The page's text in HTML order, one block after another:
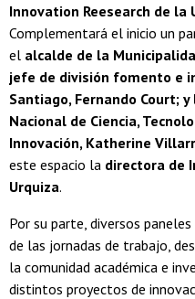
Innovation Reesearch de
Complementará el inicio un
el alcalde de la
jefe de división fomento e
Santiago, Fernando Court;
Nacional de Ciencia,
Innovación, Katherine
este espacio la directora de
Urquiza.
Por su parte, diversos
de las jornadas de trabajo,
la comunidad académica e
distintos proyectos de